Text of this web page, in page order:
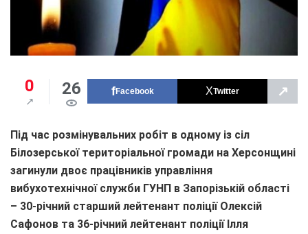
0 26 Facebook Twitter ↗
Під час розмінувальних робіт в одному із сіл
Білозерської територіальної громади на Херсонщині
загинули двоє працівників управління
вибухотехнічної служби ГУНП в Запорізькій області
– 30-річний старший лейтенант поліції Олексій
Сафонов та 36-річний лейтенант поліції Ілля